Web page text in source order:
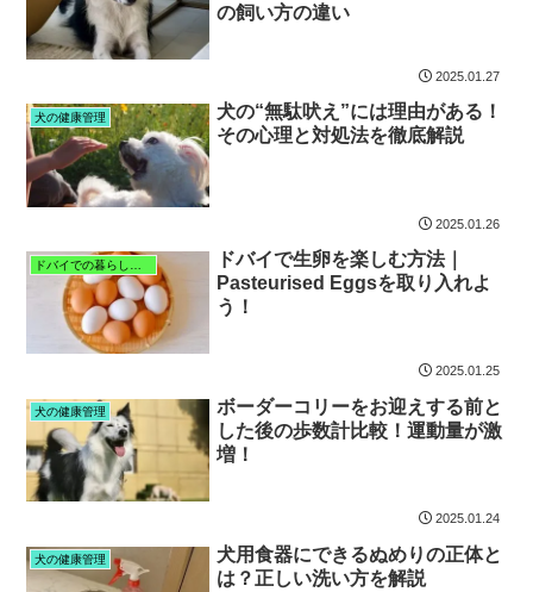
の飼い方の違い
2025.01.27
犬の健康管理
犬の“無駄吠え”には理由がある！
その心理と対処法を徹底解説
2025.01.26
ドバイで生卵を楽しむ方法｜
Pasteurised Eggsを取り入れよ
う！
2025.01.25
犬の健康管理
ボーダーコリーをお迎えする前と
した後の歩数計比較！運動量が激
増！
2025.01.24
犬の健康管理
犬用食器にできるぬめりの正体と
は？正しい洗い方を解説